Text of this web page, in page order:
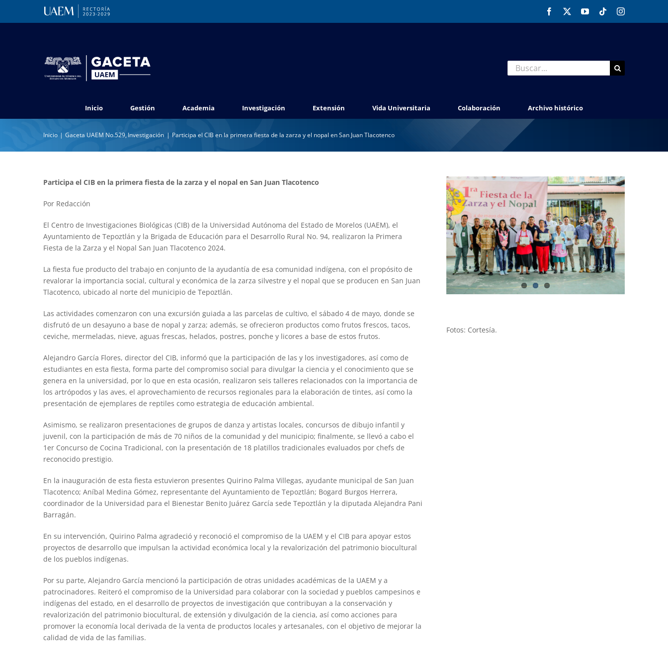
Facebook YouTubeTiktokInstagram
Buscar:
Inicio Gestión Academia Investigación Extensión Vida Universitaria Colaboración Archivo histórico
Inicio Gaceta UAEM No.529 Investigación Participa el CIB en la primera fiesta de la zarza y el nopal en San Juan Tlacotenco
Participa el CIB en la primera fiesta de la zarza y el nopal en San Juan Tlacotenco
Por Redacción
El Centro de Investigaciones Biológicas (CIB) de la Universidad Autónoma del Estado de Morelos (UAEM), el
Ayuntamiento de Tepoztlán y la Brigada de Educación para el Desarrollo Rural No. 94, realizaron la Primera
Fiesta de la Zarza y el Nopal San Juan Tlacotenco 2024.
La fiesta fue producto del trabajo en conjunto de la ayudantía de esa comunidad indígena, con el propósito de
revalorar la importancia social, cultural y económica de la zarza silvestre y el nopal que se producen en San Juan
Tlacotenco, ubicado al norte del municipio de Tepoztlán.
Las actividades comenzaron con una excursión guiada a las parcelas de cultivo, el sábado 4 de mayo, donde se
disfrutó de un desayuno a base de nopal y zarza; además, se ofrecieron productos como frutos frescos, tacos,
ceviche, mermeladas, nieve, aguas frescas, helados, postres, ponche y licores a base de estos frutos.
Alejandro García Flores, director del CIB, informó que la participación de las y los investigadores, así como de
estudiantes en esta fiesta, forma parte del compromiso social para divulgar la ciencia y el conocimiento que se
genera en la universidad, por lo que en esta ocasión, realizaron seis talleres relacionados con la importancia de
los artrópodos y las aves, el aprovechamiento de recursos regionales para la elaboración de tintes, así como la
presentación de ejemplares de reptiles como estrategia de educación ambiental.
Asimismo, se realizaron presentaciones de grupos de danza y artistas locales, concursos de dibujo infantil y
juvenil, con la participación de más de 70 niños de la comunidad y del municipio; finalmente, se llevó a cabo el
1er Concurso de Cocina Tradicional, con la presentación de 18 platillos tradicionales evaluados por chefs de
reconocido prestigio.
En la inauguración de esta fiesta estuvieron presentes Quirino Palma Villegas, ayudante municipal de San Juan
Tlacotenco; Aníbal Medina Gómez, representante del Ayuntamiento de Tepoztlán; Bogard Burgos Herrera,
coordinador de la Universidad para el Bienestar Benito Juárez García sede Tepoztlán y la diputada Alejandra Pani
Barragán.
En su intervención, Quirino Palma agradeció y reconoció el compromiso de la UAEM y el CIB para apoyar estos
proyectos de desarrollo que impulsan la actividad económica local y la revalorización del patrimonio biocultural
de los pueblos indígenas.
Por su parte, Alejandro García mencionó la participación de otras unidades académicas de la UAEM y a
patrocinadores. Reiteró el compromiso de la Universidad para colaborar con la sociedad y pueblos campesinos e
indígenas del estado, en el desarrollo de proyectos de investigación que contribuyan a la conservación y
revalorización del patrimonio biocultural, de extensión y divulgación de la ciencia, así como acciones para
promover la economía local derivada de la venta de productos locales y artesanales, con el objetivo de mejorar la
calidad de vida de las familias.
Fotos: Cortesía.